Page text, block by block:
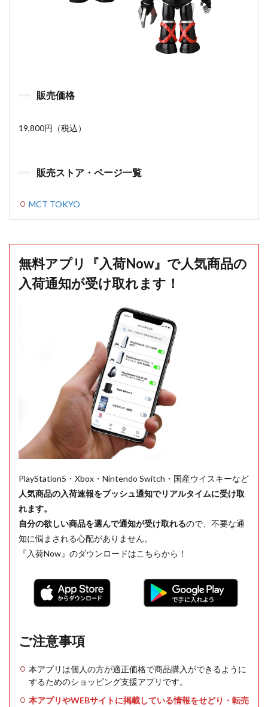
販売価格
19,800円（税込）
販売ストア・ページ一覧
MCT TOKYO
無料アプリ『入荷Now』で人気商品の
入荷通知が受け取れます！
PlayStation5・Xbox・Nintendo Switch・国産ウイスキーなど
人気商品の入荷速報をプッシュ通知でリアルタイムに受け取
れます。
自分の欲しい商品を選んで通知が受け取れるので、不要な通
知に悩まされる心配がありません。
『入荷Now』のダウンロードはこちらから！
ご注意事項
本アプリは個人の方が適正価格で商品購入ができるように
するためのショッピング支援アプリです。
本アプリやWEBサイトに掲載している情報をせどり・転売